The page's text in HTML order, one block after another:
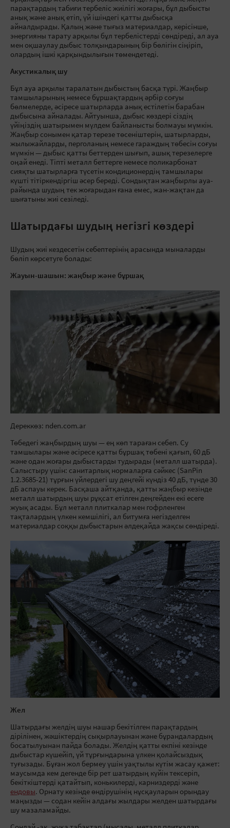
парақтардың табиғи тербеліс жиілігі жоғары, бұл дыбысты
анық және анық етіп, үй ішіндегі қатты дыбысқа
айналдырады. Қалың және тығыз материалдар, керісінше,
энергияны тарату арқылы бұл тербелістерді сөндіреді, ал ауа
мен оқшаулау дыбыс толқындарының бір бөлігін сіңіріп,
олардың ішкі қарқындылығын төмендетеді.
Акустикалық шу
Бұл ауа арқылы таралатын дыбыстың басқа түрі. Жаңбыр
тамшыларының немесе бұршақтардың әрбір соғуы
бөлмелерде, әсіресе шатырларда анық естілетін барабан
дыбысына айналады. Айтуынша, дыбыс көздері сіздің
үйіңіздің шатырымен мүлдем байланысты болмауы мүмкін.
Жаңбыр сонымен қатар терезе төсеніштерін, шатырларды,
жылыжайларды, перголаның немесе гараждың төбесін соғуы
мүмкін — дыбыс қатты беттерден шығып, ашық терезелерге
оңай енеді. Тіпті металл беттерге немесе поликарбонат
сияқты шатырларға түсетін кондиционердің тамшылары
күшті тітіркендіргіш әсер береді. Сондықтан жаңбырлы ауа-
райында шудың тек жоғарыдан ғана емес, жан-жақтан да
шығатыны жиі сезіледі.
Шатырдағы шудың негізгі көздері
Шудың жиі кездесетін себептерінің арасында мыналарды
бөліп көрсетуге болады:
Жауын-шашын: жаңбыр және бұршақ
Дереккөз: nden.com.ar
Төбедегі жаңбырдың шуы — ең көп тараған себеп. Су
тамшылары және әсіресе қатты бұршақ төбені қағып, 60 дБ
және одан жоғары дыбыстарды тудырады (металл шатырда).
Салыстыру үшін: санитарлық нормаларға сәйкес (SanPin
1.2.3685-21) тұрғын үйлердегі шу деңгейі күндіз 40 дБ, түнде 30
дБ аспауы керек. Басқаша айтқанда, қатты жаңбыр кезінде
металл шатырдың шуы рұқсат етілген деңгейден екі есеге
жуық асады. Бұл металл плиткалар мен гофрленген
тақталардың үлкен кемшілігі, ал битумға негізделген
материалдар соққы дыбыстарын әлдеқайда жақсы сөндіреді.
Жел
Шатырдағы желдің шуы нашар бекітілген парақтардың
дірілінен, жәшіктердің сықырлауынан және бұрандалардың
босатылуынан пайда болады. Желдің қатты екпіні кезінде
дыбыстар күшейіп, үй тұрғындарына үлкен қолайсыздық
туғызады. Бұған жол бермеу үшін уақтылы күтім жасау қажет:
маусымда кем дегенде бір рет шатырдың күйін тексеріп,
бекіткіштерді қатайтып, конькилерді, карниздерді және
ендовы. Орнату кезінде өндірушінің нұсқауларын орындау
маңызды — содан кейін алдағы жылдары желден шатырдағы
шу мазаламайды.